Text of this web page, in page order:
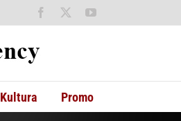
Facebook YouTube
Kultura Promo